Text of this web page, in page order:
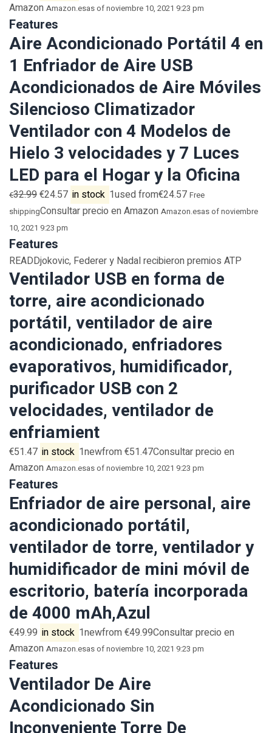
Amazon Amazon.esas of noviembre 10, 2021 9:23 pm
Features
Aire Acondicionado Portátil 4 en
1 Enfriador de Aire USB
Acondicionados de Aire Móviles
Silencioso Climatizador
Ventilador con 4 Modelos de
Hielo 3 velocidades y 7 Luces
LED para el Hogar y la Oficina
€32.99€24.57 in stock 1used from€24.57Free
shippingConsultar precio en Amazon Amazon.esas of noviembre
10, 2021 9:23 pm
Features
READDjokovic, Federer y Nadal recibieron premios ATP
Ventilador USB en forma de
torre, aire acondicionado
portátil, ventilador de aire
acondicionado, enfriadores
evaporativos, humidificador,
purificador USB con 2
velocidades, ventilador de
enfriamient
€51.47 in stock 1newfrom €51.47Consultar precio en
Amazon Amazon.esas of noviembre 10, 2021 9:23 pm
Features
Enfriador de aire personal, aire
acondicionado portátil,
ventilador de torre, ventilador y
humidificador de mini móvil de
escritorio, batería incorporada
de 4000 mAh,Azul
€49.99 in stock 1newfrom €49.99Consultar precio en
Amazon Amazon.esas of noviembre 10, 2021 9:23 pm
Features
Ventilador De Aire
Acondicionado Sin